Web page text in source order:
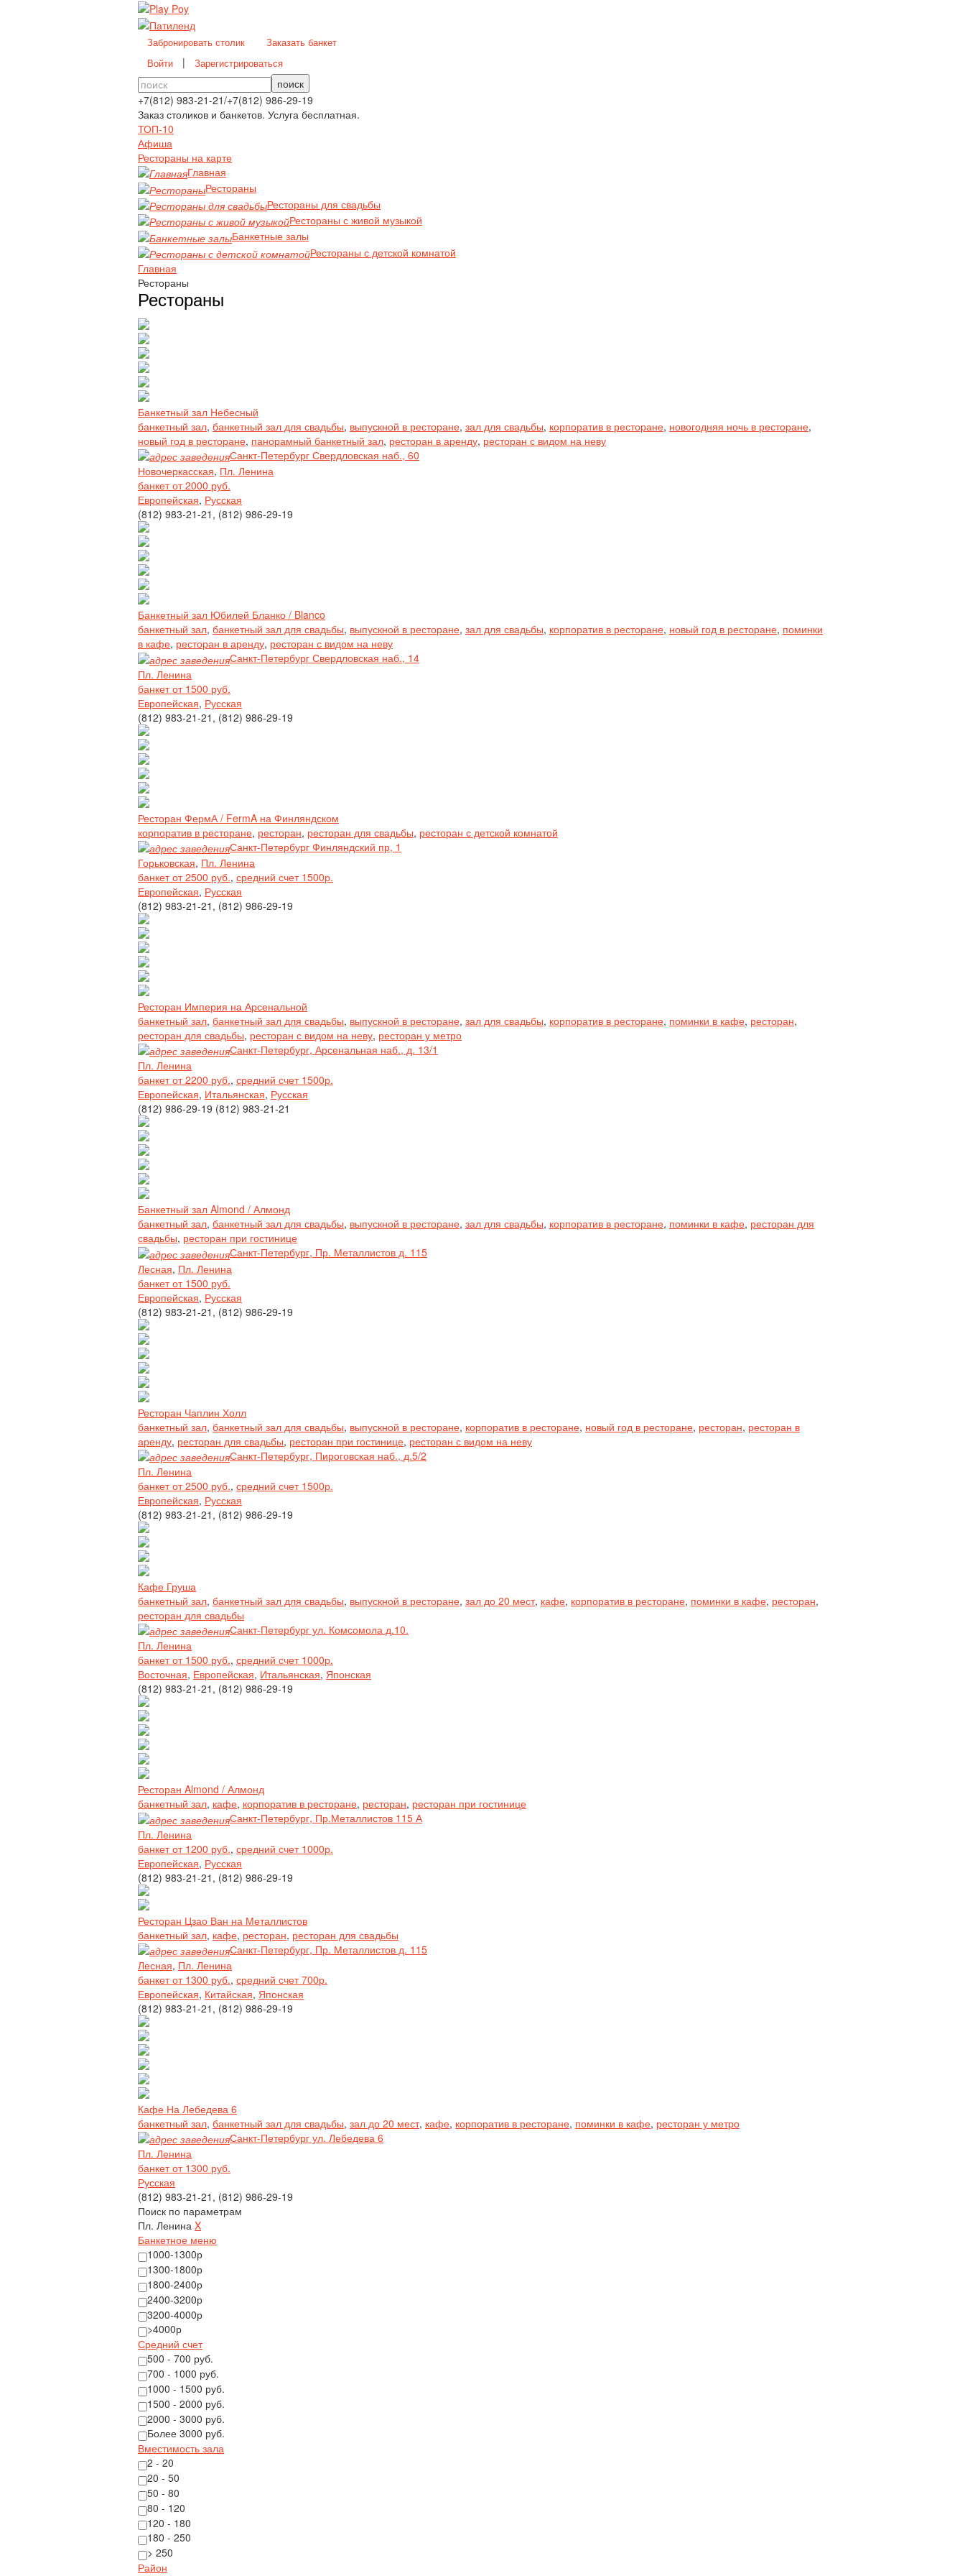
Забронировать столик
Заказать банкет
Войти
| Зарегистрироваться
поиск
+7(812) 983-21-21/+7(812) 986-29-19
Заказ столиков и банкетов. Услуга бесплатная.
ТОП-10
Афиша
Рестораны на карте
Главная
Рестораны
Рестораны для свадьбы
Рестораны с живой музыкой
Банкетные залы
Рестораны с детской комнатой
Главная
Рестораны
Рестораны
Банкетный зал Небесный
банкетный зал, банкетный зал для свадьбы, выпускной в ресторане, зал для свадьбы, корпоратив в ресторане, новогодняя ночь в ресторане,
новый год в ресторане, панорамный банкетный зал, ресторан в аренду, ресторан с видом на неву
Санкт-Петербург Свердловская наб., 60
Новочеркасская, Пл. Ленина
банкет от 2000 руб.
Европейская, Русская
(812) 983-21-21, (812) 986-29-19
Банкетный зал Юбилей Бланко / Blanco
банкетный зал, банкетный зал для свадьбы, выпускной в ресторане, зал для свадьбы, корпоратив в ресторане, новый год в ресторане, поминки
в кафе, ресторан в аренду, ресторан с видом на неву
Санкт-Петербург Свердловская наб., 14
Пл. Ленина
банкет от 1500 руб.
Европейская, Русская
(812) 983-21-21, (812) 986-29-19
Ресторан ФермА / FermA на Финляндском
корпоратив в ресторане, ресторан, ресторан для свадьбы, ресторан с детской комнатой
Санкт-Петербург Финляндский пр, 1
Горьковская, Пл. Ленина
банкет от 2500 руб., средний счет 1500р.
Европейская, Русская
(812) 983-21-21, (812) 986-29-19
Ресторан Империя на Арсенальной
банкетный зал, банкетный зал для свадьбы, выпускной в ресторане, зал для свадьбы, корпоратив в ресторане, поминки в кафе, ресторан,
ресторан для свадьбы, ресторан с видом на неву, ресторан у метро
Санкт-Петербург, Арсенальная наб., д. 13/1
Пл. Ленина
банкет от 2200 руб., средний счет 1500р.
Европейская, Итальянская, Русская
(812) 986-29-19 (812) 983-21-21
Банкетный зал Almond / Алмонд
банкетный зал, банкетный зал для свадьбы, выпускной в ресторане, зал для свадьбы, корпоратив в ресторане, поминки в кафе, ресторан для
свадьбы, ресторан при гостинице
Санкт-Петербург, Пр. Металлистов д. 115
Лесная, Пл. Ленина
банкет от 1500 руб.
Европейская, Русская
(812) 983-21-21, (812) 986-29-19
Ресторан Чаплин Холл
банкетный зал, банкетный зал для свадьбы, выпускной в ресторане, корпоратив в ресторане, новый год в ресторане, ресторан, ресторан в
аренду, ресторан для свадьбы, ресторан при гостинице, ресторан с видом на неву
Санкт-Петербург, Пироговская наб., д.5/2
Пл. Ленина
банкет от 2500 руб., средний счет 1500р.
Европейская, Русская
(812) 983-21-21, (812) 986-29-19
Кафе Груша
банкетный зал, банкетный зал для свадьбы, выпускной в ресторане, зал до 20 мест, кафе, корпоратив в ресторане, поминки в кафе, ресторан,
ресторан для свадьбы
Санкт-Петербург ул. Комсомола д.10.
Пл. Ленина
банкет от 1500 руб., средний счет 1000р.
Восточная, Европейская, Итальянская, Японская
(812) 983-21-21, (812) 986-29-19
Ресторан Almond / Алмонд
банкетный зал, кафе, корпоратив в ресторане, ресторан, ресторан при гостинице
Санкт-Петербург, Пр.Металлистов 115 А
Пл. Ленина
банкет от 1200 руб., средний счет 1000р.
Европейская, Русская
(812) 983-21-21, (812) 986-29-19
Ресторан Цзао Ван на Металлистов
банкетный зал, кафе, ресторан, ресторан для свадьбы
Санкт-Петербург, Пр. Металлистов д. 115
Лесная, Пл. Ленина
банкет от 1300 руб., средний счет 700р.
Европейская, Китайская, Японская
(812) 983-21-21, (812) 986-29-19
Кафе На Лебедева 6
банкетный зал, банкетный зал для свадьбы, зал до 20 мест, кафе, корпоратив в ресторане, поминки в кафе, ресторан у метро
Санкт-Петербург ул. Лебедева 6
Пл. Ленина
банкет от 1300 руб.
Русская
(812) 983-21-21, (812) 986-29-19
Поиск по параметрам
Пл. Ленина X
Банкетное меню
1000-1300р
1300-1800р
1800-2400р
2400-3200р
3200-4000р
>4000р
Средний счет
500 - 700 руб.
700 - 1000 руб.
1000 - 1500 руб.
1500 - 2000 руб.
2000 - 3000 руб.
Более 3000 руб.
Вместимость зала
2 - 20
20 - 50
50 - 80
80 - 120
120 - 180
180 - 250
> 250
Район